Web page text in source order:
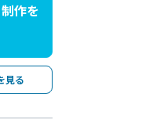
作を
見る